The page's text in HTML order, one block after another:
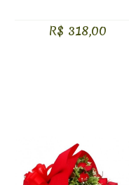
R$ 318,00